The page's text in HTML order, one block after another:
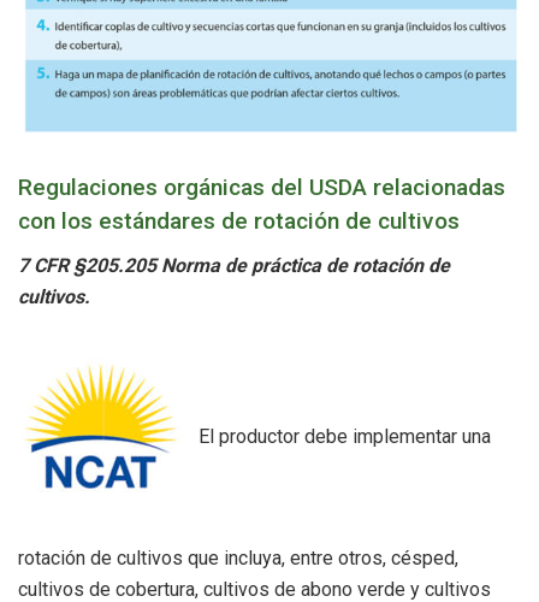
Regulaciones orgánicas del USDA relacionadas
con los estándares de rotación de cultivos
7 CFR §205.205 Norma de práctica de rotación de
cultivos.
El productor debe implementar una
rotación de cultivos que incluya, entre otros, césped,
cultivos de cobertura, cultivos de abono verde y cultivos